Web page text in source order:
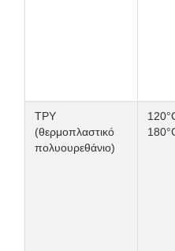
ΤΡΥ
(θερμοπλαστικό
πολυουρεθάνιο)